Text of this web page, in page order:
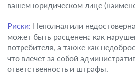
вашем юридическом лице
Риски: Неполная или
может быть расценена как
потребителя, а также как
что влечет за собой
ответственность и штрафы.